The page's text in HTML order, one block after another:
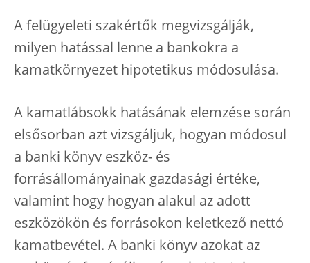
A felügyeleti szakértők megvizsgálják,
milyen hatással lenne a bankokra a
kamatkörnyezet hipotetikus módosulása.
A kamatlábsokk hatásának elemzése során
elsősorban azt vizsgáljuk, hogyan módosul
a banki könyv eszköz- és
forrásállományainak gazdasági értéke,
valamint hogy hogyan alakul az adott
eszközökön és forrásokon keletkező nettó
kamatbevétel. A banki könyv azokat az